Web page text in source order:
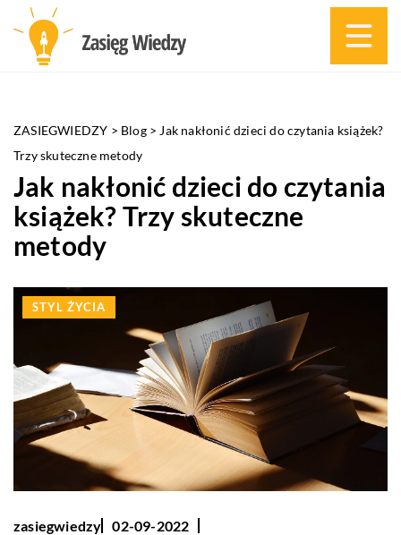
ZASIEGWIEDZY > Blog> Jak nakłonić dzieci do czytania książek?
Trzy skuteczne metody
Jak nakłonić dzieci do czytania
książek? Trzy skuteczne
metody
STYL ŻYCIA
zasiegwiedzy
02-09-2022